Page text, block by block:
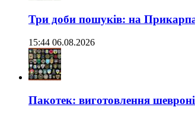
Три доби пошуків: на
15:44 06.08.2026
Пакотек: виготовлення